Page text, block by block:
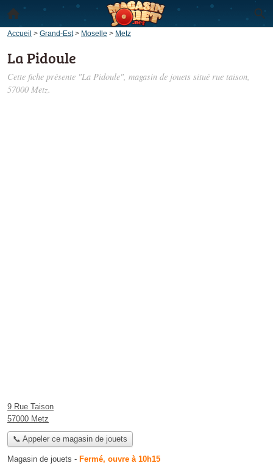
Accueil > Grand-Est> Moselle > Metz
La Pidoule
Cette fiche présente "La Pidoule", magasin de jouets situé rue taison,
57000 Metz.
9 Rue Taison
57000 Metz
📞 Appeler ce magasin de jouets
Magasin de jouets - Fermé, ouvre à 10h15